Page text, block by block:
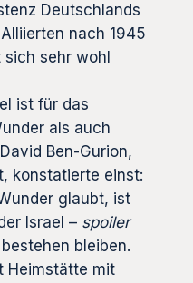
Deutschlands
nach 1945
sehr wohl
ist für das
als auch
Ben-Gurion,
konstatierte einst:
glaubt, ist
Israel – spoiler
bleiben.
Heimstätte mit